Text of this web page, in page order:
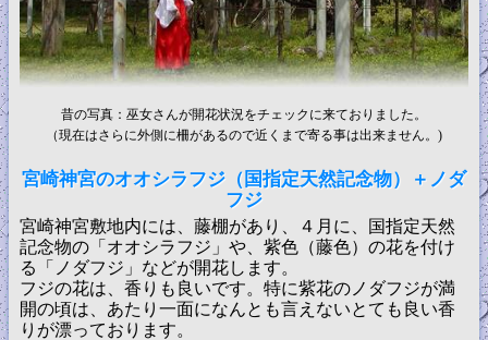
昔の写真：巫女さんが開花状況をチェックに来ておりました。
（現在はさらに外側に柵があるので近くまで寄る事は出来ません。)
宮崎神宮のオオシラフジ（国指定天然記念物）＋ノダ
フジ
宮崎神宮敷地内には、藤棚があり、４月に、国指定天然
記念物の「オオシラフジ」や、紫色（藤色）の花を付け
る「ノダフジ」などが開花します。
フジの花は、香りも良いです。特に紫花のノダフジが満
開の頃は、あたり一面になんとも言えないとても良い香
りが漂っております。